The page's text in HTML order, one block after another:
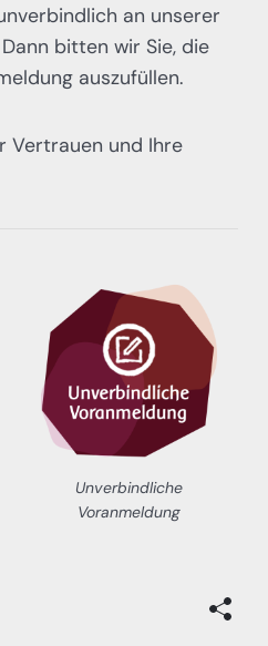
an unserer
bitten wir Sie, die
auszufüllen.
Vertrauen und Ihre
Unverbindliche
Voranmeldung